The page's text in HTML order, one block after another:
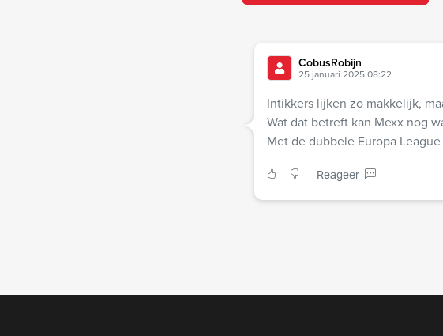
CobusRobijn
25 januari 2025 08:22
Intikkers lijken zo makkelijk,
Wat dat betreft kan Mexx nog
Met de dubbele Europa
Reageer